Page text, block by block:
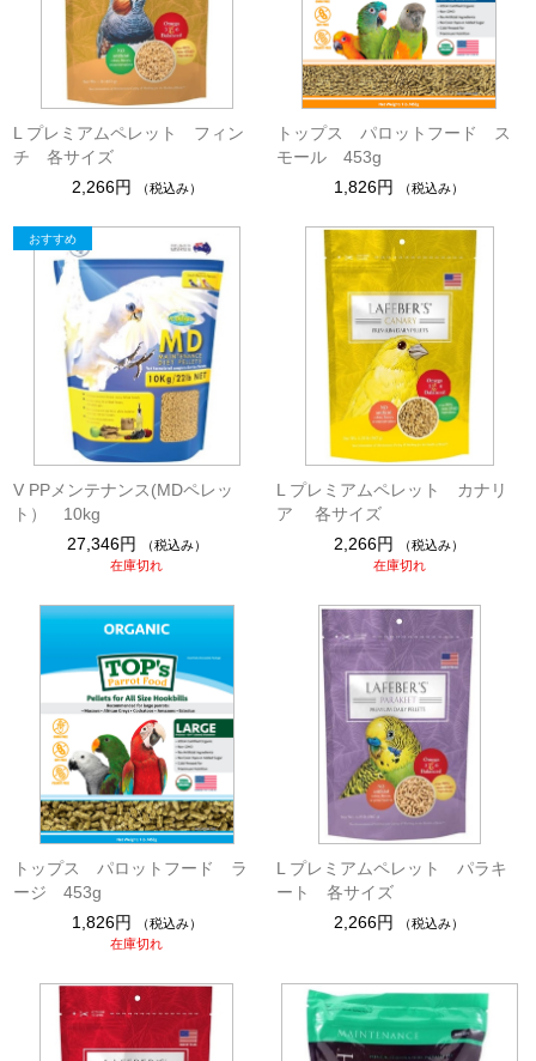
L プレミアムペレット フィン
チ 各サイズ
2,266円
（税込み）
トップス パロットフード ス
モール 453g
1,826円
（税込み）
V PPメンテナンス(MDペレッ
ト） 10kg
27,346円
（税込み）
在庫切れ
L プレミアムペレット カナリ
ア 各サイズ
2,266円
（税込み）
在庫切れ
トップス パロットフード ラ
ージ 453g
1,826円
（税込み）
在庫切れ
L プレミアムペレット パラキ
ート 各サイズ
2,266円
（税込み）